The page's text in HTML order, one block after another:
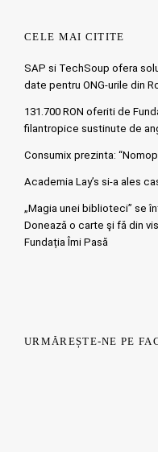
CELE MAI CITITE
SAP si TechSoup ofera
date pentru ONG-urile din
131.700 RON oferiti de
filantropice sustinute de
Consumix prezinta:
Academia Lay’s si-a ales
„Magia unei biblioteci” se
Doneazǎ o carte şi fǎ din
Fundația Îmi Pasă
URMĂREȘTE-NE PE